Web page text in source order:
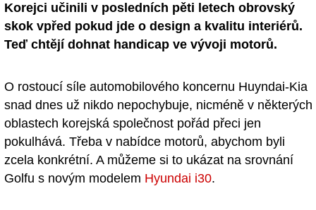
Korejci učinili v posledních pěti letech obrovský
skok vpřed pokud jde o design a kvalitu interiérů.
Teď chtějí dohnat handicap ve vývoji motorů.
O rostoucí síle automobilového koncernu Huyndai-Kia
snad dnes už nikdo nepochybuje, nicméně v některých
oblastech korejská společnost pořád přeci jen
pokulhává. Třeba v nabídce motorů, abychom byli
zcela konkrétní. A můžeme si to ukázat na srovnání
Golfu s novým modelem Hyundai i30.